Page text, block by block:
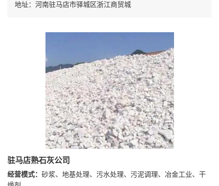
地址：河南驻马店市驿城区浙江商贸城
驻马店熟石灰公司
经营模式： 砂浆、地基处理、污水处理、污泥调理、冶金工业、干